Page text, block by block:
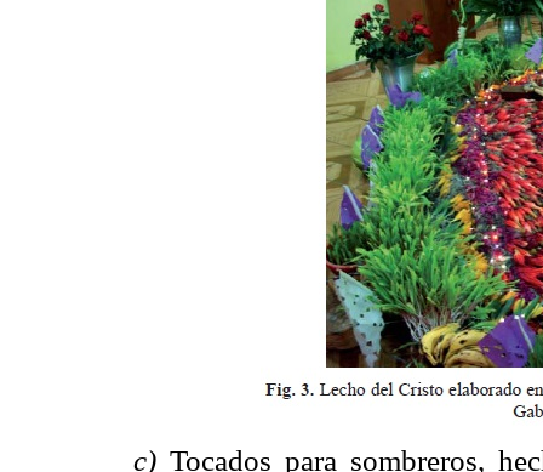
c) Tocados para sombreros,